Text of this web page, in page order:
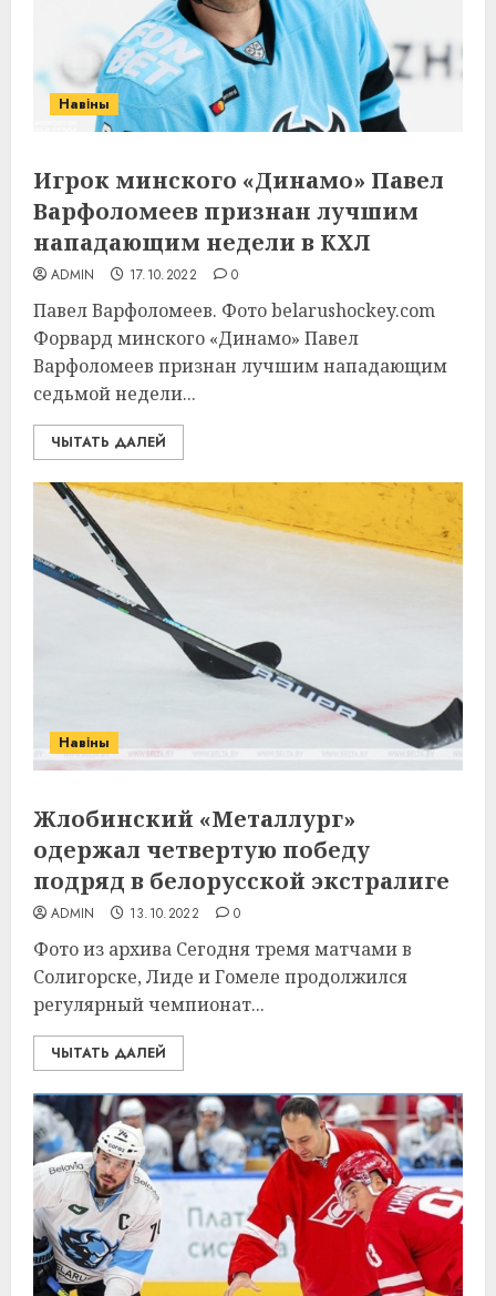
Навіны
Игрок минского «Динамо» Павел
Варфоломеев признан лучшим
нападающим недели в КХЛ
ADMIN 17.10.2022 0
Павел Варфоломеев. Фото belarushockey.com
Форвард минского «Динамо» Павел
Варфоломеев признан лучшим нападающим
седьмой недели...
ЧЫТАТЬ ДАЛЕЙ
Навіны
Жлобинский «Металлург»
одержал четвертую победу
подряд в белорусской экстралиге
ADMIN 13.10.2022 0
Фото из архива Сегодня тремя матчами в
Солигорске, Лиде и Гомеле продолжился
регулярный чемпионат...
ЧЫТАТЬ ДАЛЕЙ